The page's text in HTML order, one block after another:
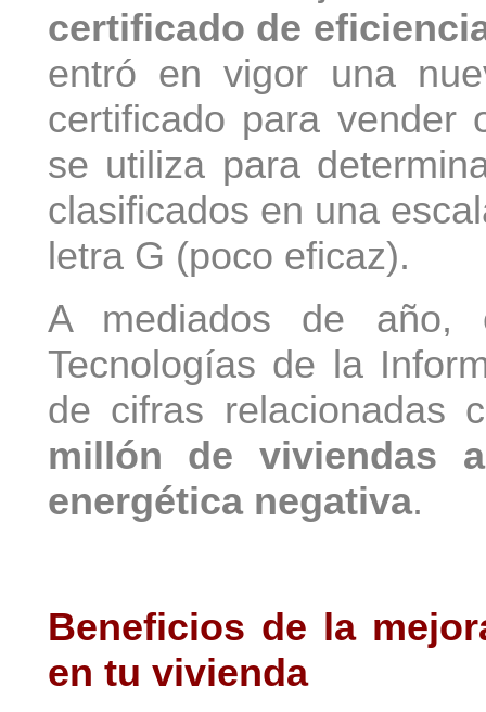
certificado de
entró en vigor una
certificado para vender
se utiliza para
clasificados en una
letra G (poco eficaz).
A mediados de año,
Tecnologías de la
de cifras relacionadas
millón de viviendas
energética negativa.
Beneficios de la
en tu vivienda